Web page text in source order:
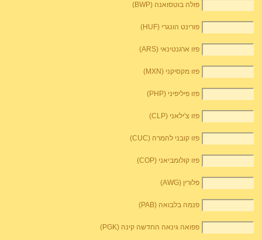
פולה בוטסואנה (BWP)
פורינט הונגרי (HUF)
פזו ארגנטינאי (ARS)
פזו מקסיקני (MXN)
פזו פיליפיני (PHP)
פזו צ'ילאני (CLP)
פזו קובני להמרה (CUC)
פזו קולומביאני (COP)
פלורין (AWG)
פנמה בלבואה (PAB)
פפואה גינאה החדשה קינה (PGK)